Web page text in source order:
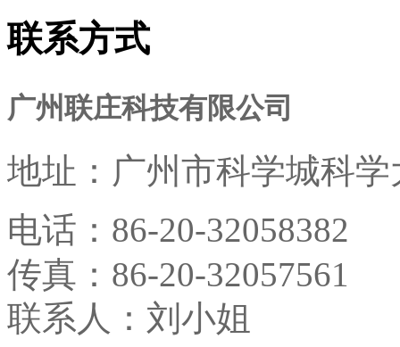
联系方式
广州联庄科技有限公司
地址： 广州市科学城科
电话： 86-20-32058382
传真： 86-20-32057561
联系人：刘小姐